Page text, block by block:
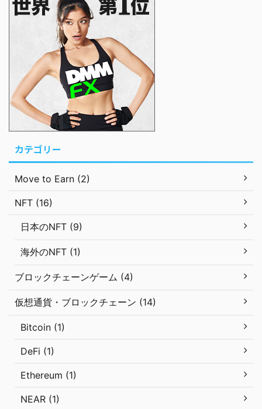
カテゴリー
Move to Earn (2)
NFT (16)
日本のNFT (9)
海外のNFT (1)
ブロックチェーンゲーム (4)
仮想通貨・ブロックチェーン (14)
Bitcoin (1)
DeFi (1)
Ethereum (1)
NEAR (1)